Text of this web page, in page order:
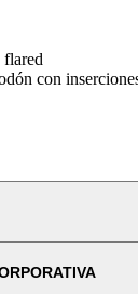
flared
con